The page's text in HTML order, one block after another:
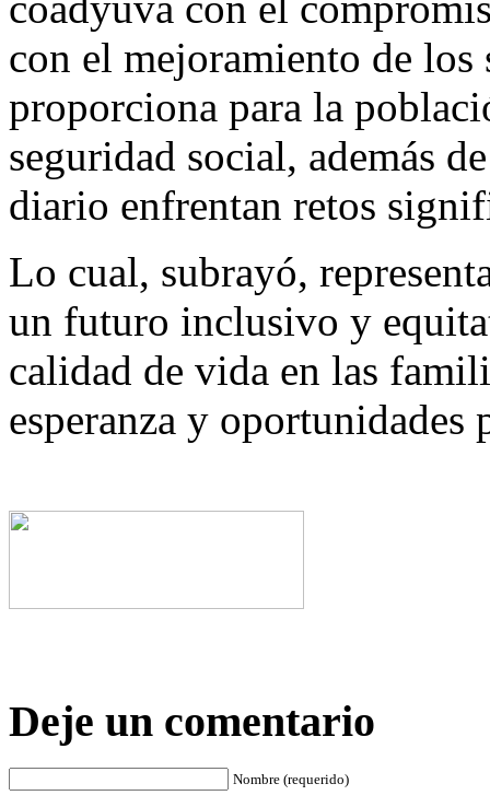
con el mejoramiento de
proporciona para la
seguridad social, además
diario enfrentan retos
Lo cual, subrayó,
un futuro inclusivo y
calidad de vida en las
esperanza y
Deje un comentario
Nombre (requerido)